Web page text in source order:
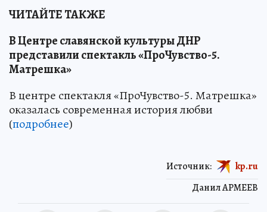
ЧИТАЙТЕ ТАКЖЕ
В Центре славянской культуры ДНР
представили спектакль «ПроЧувство-5.
Матрешка»
В центре спектакля «ПроЧувство-5. Матрешка»
оказалась современная история любви
(подробнее)
Данил АРМЕЕВ
Источник: kp.ru